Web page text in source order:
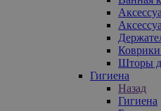
Шторы
Гигиена
Назад
Гигиена